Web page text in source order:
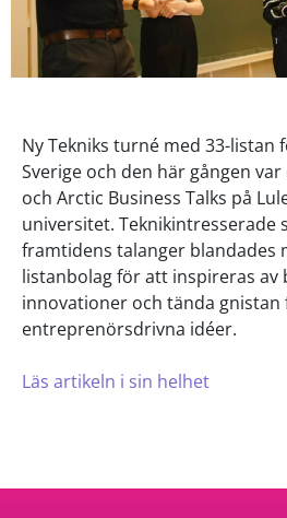
Ny Tekniks turné med 33-listan
Sverige och den här gången
och Arctic Business Talks på
universitet. Teknikintresserade
framtidens talanger blandades
listanbolag för att inspireras av
innovationer och tända gnistan
entreprenörsdrivna idéer.
Läs artikeln i sin helhet